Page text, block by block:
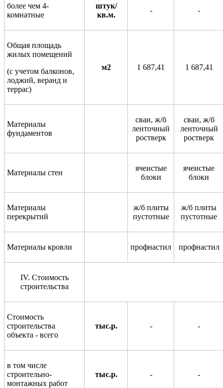
более чем 4-
комнатные
штук/
кв.м.
- -
Общая площадь
жилых помещений
(с учетом балконов,
лоджий, веранд и
террас)
м2 1 687,41 1 687,41
Материалы
фундаментов
сваи, ж/б
ленточный
ростверк
сваи, ж/б
ленточный
ростверк
Материалы стен
ячеистые
блоки
ячеистые
блоки
Материалы
перекрытий
ж/б плиты
пустотные
ж/б плиты
пустотные
Материалы кровли профнастил профнастил
IV. Стоимость
строительства
Стоимость
строительства
объекта - всего
тыс.р. - -
в том числе
строительно-
монтажных работ
тыс.р. - -